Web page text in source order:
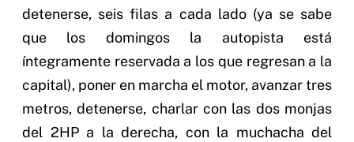
detenerse, seis filas a cada lado (ya se sabe
que los domingos la autopista está
íntegramente reservada a los que regresan a la
capital), poner en marcha el motor, avanzar tres
metros, detenerse, charlar con las dos monjas
del 2HP a la derecha, con la muchacha del